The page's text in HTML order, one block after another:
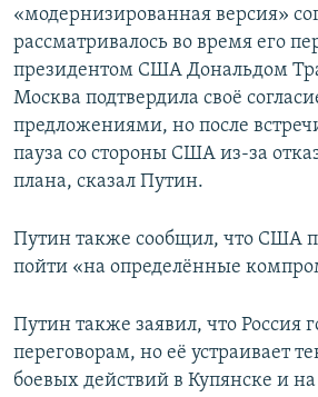
«модернизированная версия»
рассматривалось во время его
президентом США Дональдом
Москва подтвердила своё
предложениями, но после
пауза со стороны США из-за
плана, сказал Путин.
Путин также сообщил, что США
пойти «на определённые
Путин также заявил, что Россия
переговорам, но её устраивает
боевых действий в Купянске и